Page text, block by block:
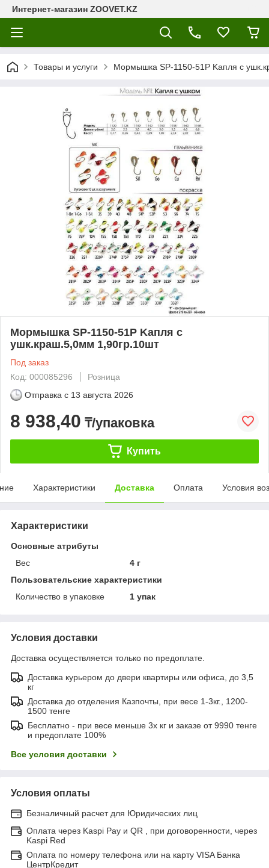
Интернет-магазин ZOOVET.KZ
Товары и услуги Мормышка SP-1150-51P Kапля с
Мормышка SP-1150-51P Kапля с
ушк.краш.5,0мм 1,90гр.10шт
Под заказ
Код: 000085296
Розница
Отправка с 13 августа 2026
8 938,40 ₸/упаковка
Купить
Характеристики Доставка Оплата Условия
Характеристики
Основные атрибуты
Вес
4 г
Пользовательские характеристики
Количество в упаковке
1 упак
Условия доставки
Доставка осуществляется только по предоплате.
Доставка курьером до двери квартиры или офиса, до 3,5
кг
Доставка до отделения Казпочты, при весе 1-3кг., 1200-
1500 тенге
Бесплатно - при весе меньше 3х кг и заказе от 9990 тенге
и предоплате 100%
Все условия доставки
Условия оплаты
Безналичный расчет для Юридических лиц
Оплата через Kaspi Pay и QR , при договоренности, через
Kaspi Red
Оплата по номеру телефона или на карту VISA Банка
ЦентрКредит